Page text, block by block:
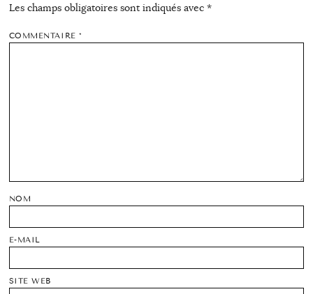
Les champs obligatoires sont indiqués avec *
COMMENTAIRE*
NOM
E-MAIL
SITE WEB